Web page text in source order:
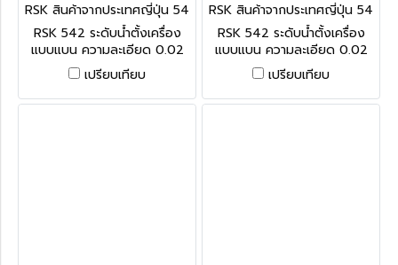
RSK สินค้าจากประเทศญี่ปุ่น 54
2-4502
RSK 542 ระดับน้ำตั้งเครื่อง
แบบแบน ความละเอียด 0.02
มม. + CERTIFICATED ประเทศ
ญี่ปุ่น PRECISION FLAT
LEVEL
เปรียบเทียบ
RSK สินค้าจากประเทศญี่ปุ่น 54
2-3002
RSK 542 ระดับน้ำตั้งเครื่อง
แบบแบน ความละเอียด 0.02
มม. + CERTIFICATED ประเทศ
ญี่ปุ่น PRECISION FLAT
LEVEL
เปรียบเทียบ